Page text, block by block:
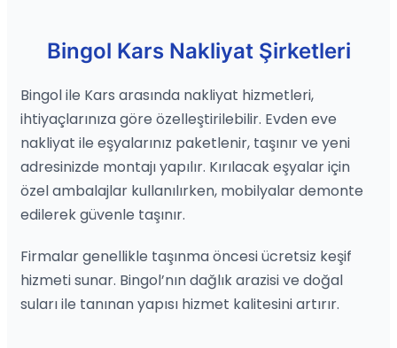
Bingol Kars Nakliyat Şirketleri
Bingol ile Kars arasında nakliyat hizmetleri,
ihtiyaçlarınıza göre özelleştirilebilir. Evden eve
nakliyat ile eşyalarınız paketlenir, taşınır ve yeni
adresinizde montajı yapılır. Kırılacak eşyalar için
özel ambalajlar kullanılırken, mobilyalar demonte
edilerek güvenle taşınır.
Firmalar genellikle taşınma öncesi ücretsiz keşif
hizmeti sunar. Bingol’nın dağlık arazisi ve doğal
suları ile tanınan yapısı hizmet kalitesini artırır.